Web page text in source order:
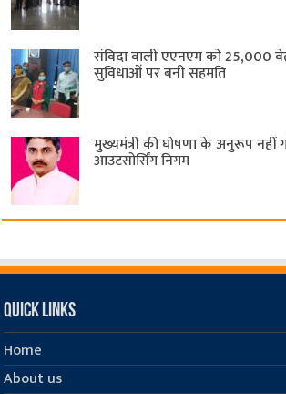
संविदा वाली एएनएम को 25,000
सुविधाओं पर बनी सहमति
मुख्यमंत्री की घोषणा के अनुरूप नहीं
आउटसोर्सिंग निगम
Quick Links
Home
About us